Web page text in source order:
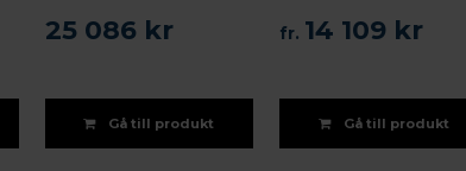
25 086 kr
Gå till produkt
fr. 14 109 kr
Gå till produkt